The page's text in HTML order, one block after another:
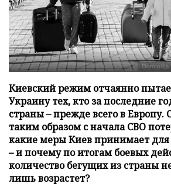
Киевский режим отчаянно
Украину тех, кто за последние
страны – прежде всего в Европу.
таким образом с начала СВО
какие меры Киев принимает
– и почему по итогам боевых
количество бегущих из страны
лишь возрастет?